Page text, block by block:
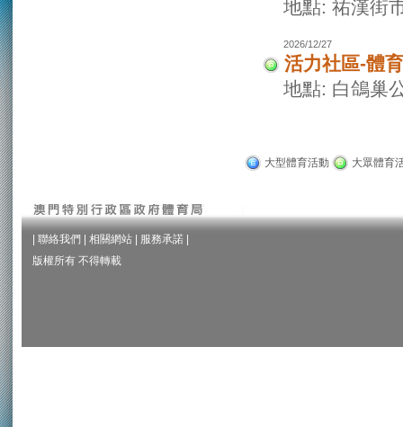
地點: 祐漢街
2026/12/27
活力社區-體
地點: 白鴿巢
大型體育活動 大眾體育
聯絡我們 相關網站 服務承諾
版權所有 不得轉載